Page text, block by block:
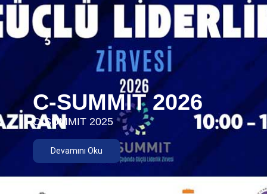
C-SUMMIT 2026
C-SUMMIT 2025
Devamını Oku